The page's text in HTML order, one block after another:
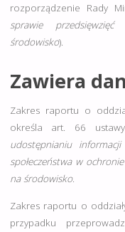
rozporządzenie Rady
sprawie
środowisko).
Zawiera
Zakres raportu o
określa art. 66
udostępnianiu
społeczeństwa w
na środowisko.
Zakres raportu o
przypadku